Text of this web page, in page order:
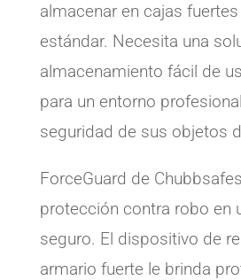
almacenar en cajas
estándar. Necesita una
almacenamiento fácil de
para un entorno
seguridad de sus objetos
ForceGuard de
protección contra robo en
seguro. El dispositivo de
armario fuerte le brinda